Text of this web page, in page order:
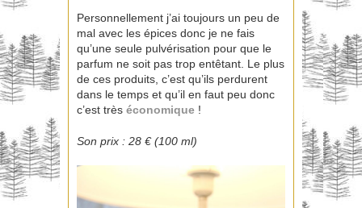
Personnellement j’ai toujours un peu de
mal avec les épices donc je ne fais
qu’une seule pulvérisation pour que le
parfum ne soit pas trop entêtant. Le plus
de ces produits, c’est qu’ils perdurent
dans le temps et qu’il en faut peu donc
c’est très économique !
Son prix : 28 € (100 ml)